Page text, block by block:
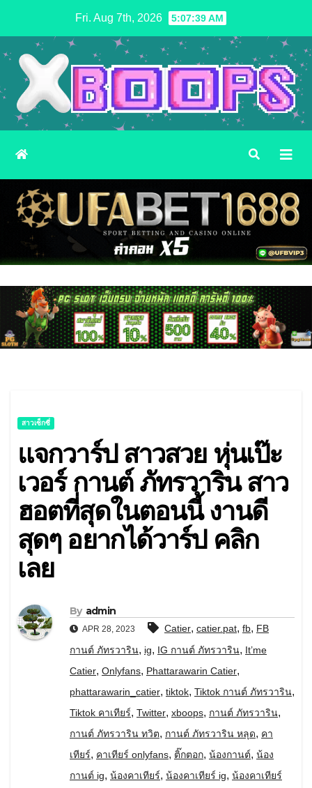
content
Fri. Aug 7th, 2026 5:07:41 AM
สาวเซ็กซี่
แจกวาร์ป สาวสวย หุ่นเป๊ะ
เวอร์ กานต์ ภัทรวาริน สาว
ฮอตที่สุดในตอนนี้ งานดี
สุดๆ อยากได้วาร์ป คลิก
เลย
By admin
APR 28, 2023 Catier, catier.pat, fb, FB
กานต์ ภัทรวาริน, ig, IG กานต์ ภัทรวาริน, It’me
Catier, Onlyfans, Phattarawarin Catier,
phattarawarin_catier, tiktok, Tiktok กานต์ ภัทรวาริน,
Tiktok คาเทียร์, Twitter, xboops, กานต์ ภัทรวาริน,
กานต์ ภัทรวาริน ทวิต, กานต์ ภัทรวาริน หลุด, คา
เทียร์, คาเทียร์ onlyfans, ติ๊กตอก, น้องกานต์, น้อง
กานต์ ig, น้องคาเทียร์, น้องคาเทียร์ ig, น้องคาเทียร์